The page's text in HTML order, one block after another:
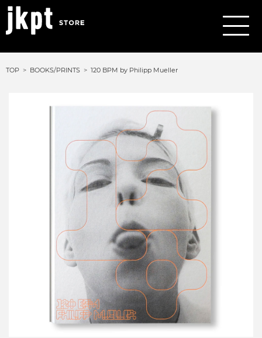
TOP BOOKS/PRINTS 120 BPM by Philipp Mueller